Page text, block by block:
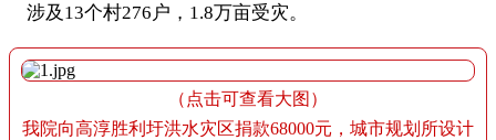
涉及13个村276户，1.8万亩受灾。
（点击可查看大图）
我院向高淳胜利圩洪水灾区捐款68000元，城市规划所设计